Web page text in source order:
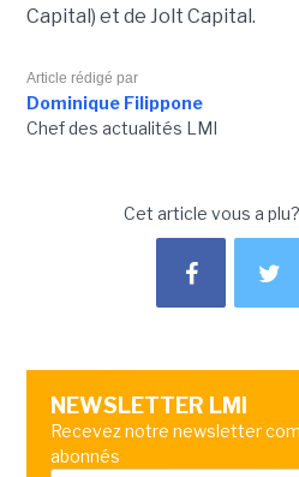
Capital) et de Jolt Capital.
Article rédigé par
Dominique Filippone
Chef des actualités LMI
Cet article vous a plu?
NEWSLETTER LMI
Recevez notre newsletter
abonnés